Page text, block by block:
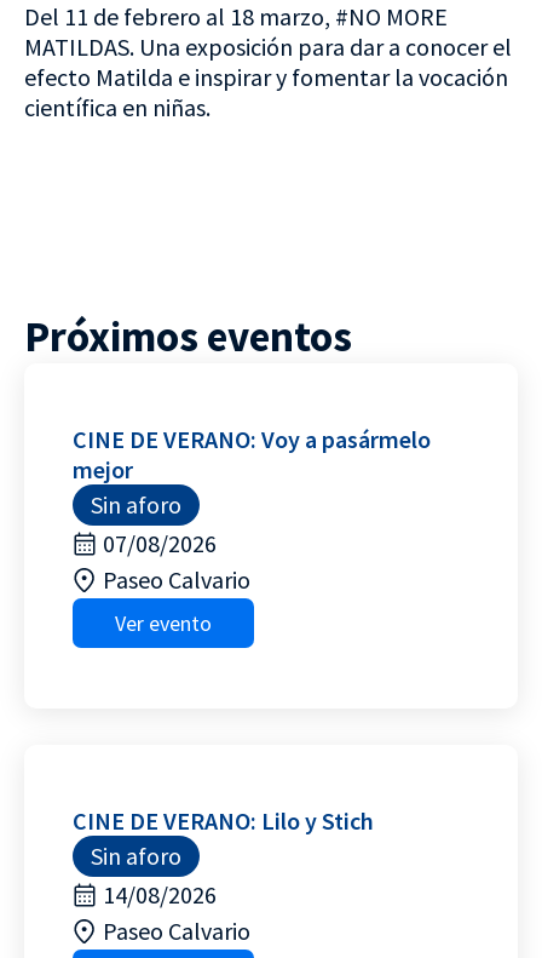
Del 11 de febrero al 18 marzo, #NO MORE
MATILDAS. Una exposición para dar a conocer el
efecto Matilda e inspirar y fomentar la vocación
científica en niñas.
Próximos eventos
CINE DE VERANO: Voy a pasármelo
mejor
Sin aforo
07/08/2026
Paseo Calvario
Ver evento
CINE DE VERANO: Lilo y Stich
Sin aforo
14/08/2026
Paseo Calvario